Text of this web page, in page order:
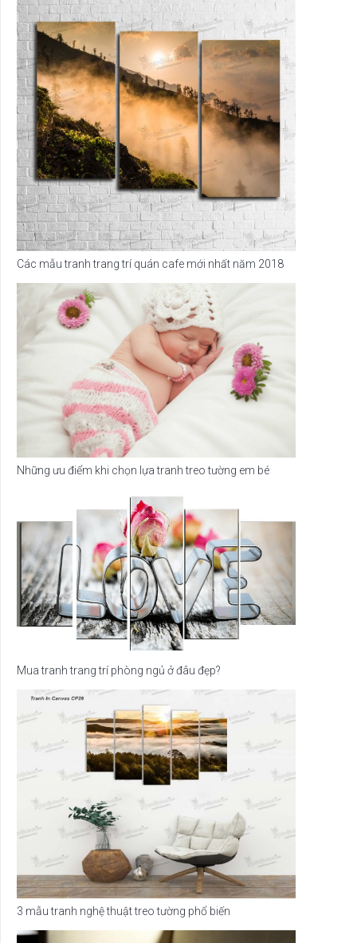
Các mẫu tranh trang trí quán cafe mới nhất năm 2018
Những ưu điểm khi chọn lựa tranh treo tường em bé
Mua tranh trang trí phòng ngủ ở đâu đẹp?
3 mẫu tranh nghệ thuật treo tường phổ biến